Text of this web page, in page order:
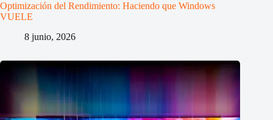
Optimización del Rendimiento: Haciendo que Windows
VUELE
8 junio, 2026